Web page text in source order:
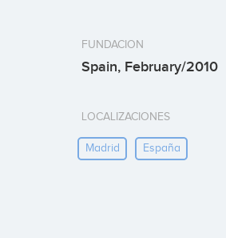
FUNDACION
Spain, February/2010
LOCALIZACIONES
Madrid España